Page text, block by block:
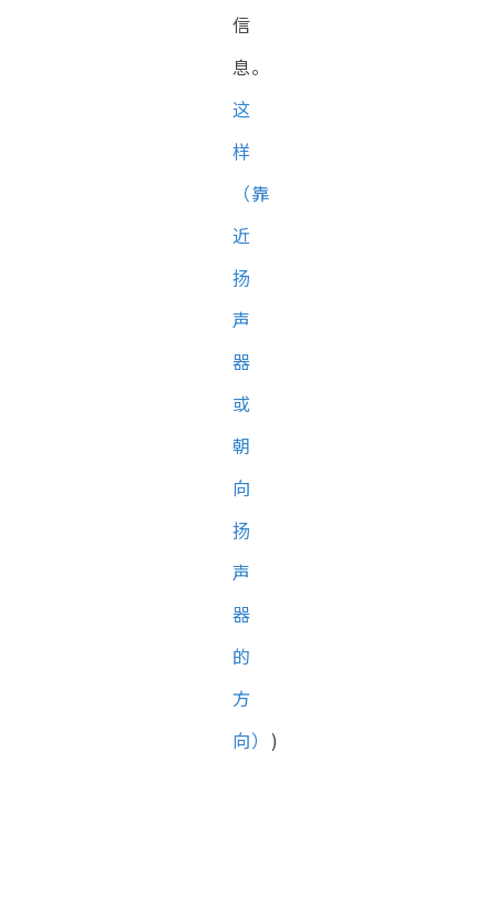
信
息。
这
样
（靠
近
扬
声
器
或
朝
向
扬
声
器
的
方
向） )